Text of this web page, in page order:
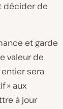
décider de
et garde
valeur de
sera
» aux
à jour